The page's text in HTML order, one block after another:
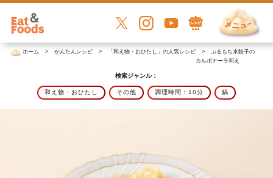
ホーム かんたんレシピ 「和え物・おひたし」の人気レシピ
ぷるもち水餃子の
カルボナーラ和え
検索ジャンル：
和え物・おひたし その他 調理時間：10分 鍋